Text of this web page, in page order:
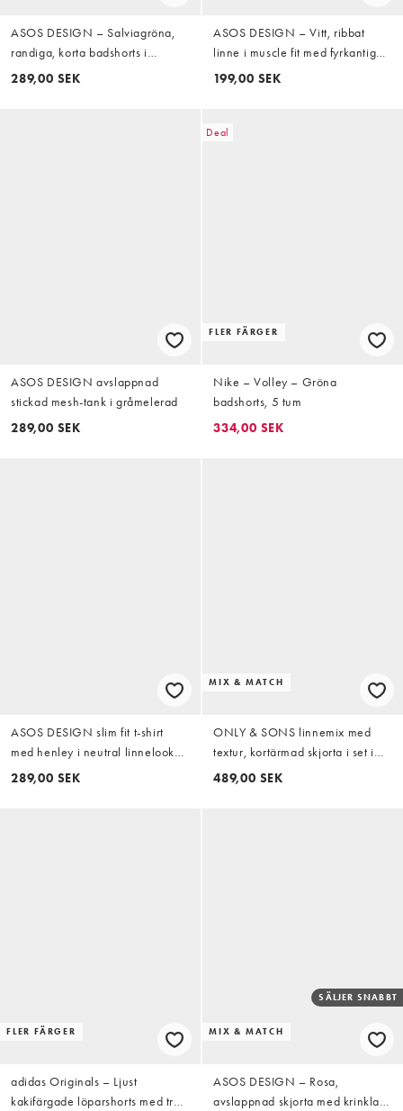
ASOS DESIGN – Salviagröna,
randiga, korta badshorts i
bäckebölja, del av set
289,00 SEK
ASOS DESIGN – Vitt, ribbat
linne i muscle fit med fyrkantig
ringning
199,00 SEK
ASOS DESIGN avslappnad
stickad mesh-tank i gråmelerad
289,00 SEK
Deal
FLER FÄRGER
Nike – Volley – Gröna
badshorts, 5 tum
334,00 SEK
ASOS DESIGN slim fit t-shirt
med henley i neutral linnelook
ribbad
289,00 SEK
MIX & MATCH
ONLY & SONS linnemix med
textur, kortärmad skjorta i set i
tvättad blå
489,00 SEK
FLER FÄRGER
adidas Originals – Ljust
kakifärgade löparshorts med tre
MIX & MATCH
SÄLJER SNABBT
ASOS DESIGN – Rosa,
avslappnad skjorta med krinklad